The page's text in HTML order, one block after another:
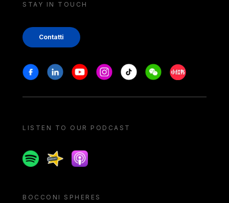
STAY IN TOUCH
Contatti
Stay in touch
FacebookLinkedinYoutubeInstagram
Tiktok WeechatXiaohongshu/
LISTEN TO OUR PODCAST
SpotifySpreakerApple podcast
BOCCONI SPHERES